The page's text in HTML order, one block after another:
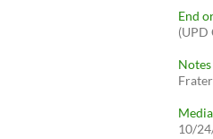
End
(UPD
10/